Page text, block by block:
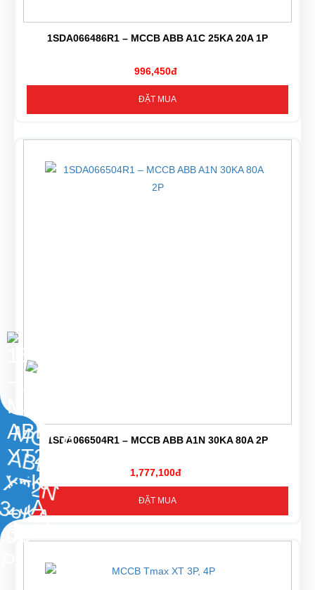
1SDA066486R1 – MCCB ABB A1C 25KA 20A 1P
996,450đ
ĐẶT MUA
1SDA066504R1 – MCCB ABB A1N 30KA 80A 2P
1,777,100đ
ĐẶT MUA